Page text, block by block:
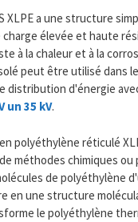
XLPE a une structure
charge élevée et haute
à la chaleur et à la
peut être utilisé dans
distribution d'énergie
un 35 kV.
polyéthylène réticulé
méthodes chimiques ou
de polyéthylène
en une structure
le polyéthylène